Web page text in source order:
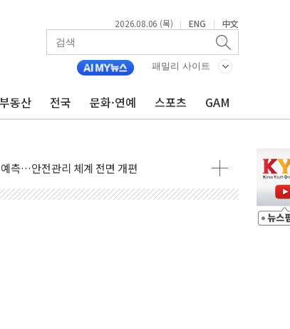
2026.08.06 (목) | ENG | 中文
패밀리 사이트
부동산 전국 문화·연예 스포츠 GAM
구 나왔다…'국평' 17억원대
시간외 거래에서 8% 하락
위법에 단호히 대처할 것"
부
시총 84.6% 참여
' 런던 품평회 개최